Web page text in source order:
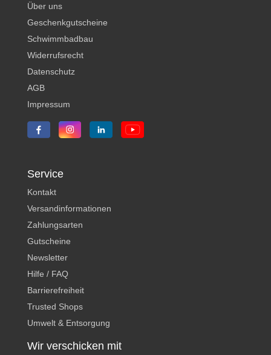
Über uns
Geschenkgutscheine
Schwimmbadbau
Widerrufsrecht
Datenschutz
AGB
Impressum
Service
Kontakt
Versandinformationen
Zahlungsarten
Gutscheine
Newsletter
Hilfe / FAQ
Barrierefreiheit
Trusted Shops
Umwelt & Entsorgung
Wir verschicken mit